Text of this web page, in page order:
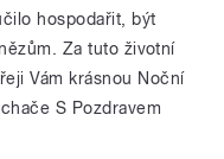
hospodařit, být
Za tuto životní
Vám krásnou Noční
S Pozdravem